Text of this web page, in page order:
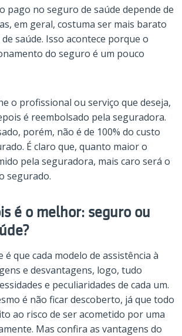
pago no seguro de saúde depende de
em geral, costuma ser mais barato
saúde. Isso acontece porque o
do seguro é um pouco
o profissional ou serviço que deseja,
é reembolsado pela seguradora.
porém, não é de 100% do custo
É claro que, quanto maior o
pela seguradora, mais caro será o
segurado.
é o melhor: seguro ou
é que cada modelo de assistência à
e desvantagens, logo, tudo
e peculiaridades de cada um.
é não ficar descoberto, já que todo
ao risco de ser acometido por uma
Mas confira as vantagens do